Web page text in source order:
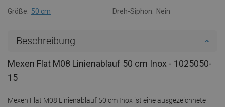
Größe: 50 cm Dreh-Siphon: Nein
Beschreibung
Mexen Flat M08 Linienablauf 50 cm Inox - 1025050-
15
Mexen Flat M08 Linienablauf 50 cm Inox ist eine ausgezeichnete